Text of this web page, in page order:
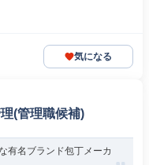
気になる
(管理職候補)
有名ブランド包丁メーカ